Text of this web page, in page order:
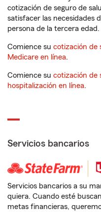
cotización de seguro de
satisfacer las necesidades
persona de la tercera edad.
Comience su cotización de
Medicare en línea.
Comience su cotización de
hospitalización en línea.
Servicios bancarios
Servicios bancarios a su
quiera. Cuando esté
metas financieras,